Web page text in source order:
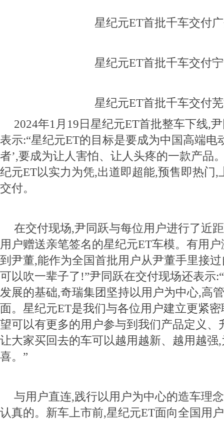
星纪元ET首批千车交付
星纪元ET首批千车交付
星纪元ET首批千车交付
2024年1月19日星纪元ET首批整车下线,
表示:“星纪元ET的目标是要成为中国高端电
者’,要成为让人害怕、让人头疼的一款产品
纪元ET以实力为凭,出道即超能,预售即热门,
交付。
在交付现场,尹同跃与每位用户进行了近
用户赠送亲笔签名的星纪元ET车模。有用
到尹董,能作为全国首批用户从尹董手里接
可以吹一辈子了!”尹同跃在交付现场还表示
发展的基础,奇瑞集团坚持以用户为中心,高
面。星纪元ET是我们与各位用户建立更紧
望可以有更多的用户参与到我们产品定义、
让大家买回去的车可以越用越新、越用越强
喜。”
与用户直连,践行以用户为中心的造车理
认真的。新车上市前,星纪元ET面向全国用